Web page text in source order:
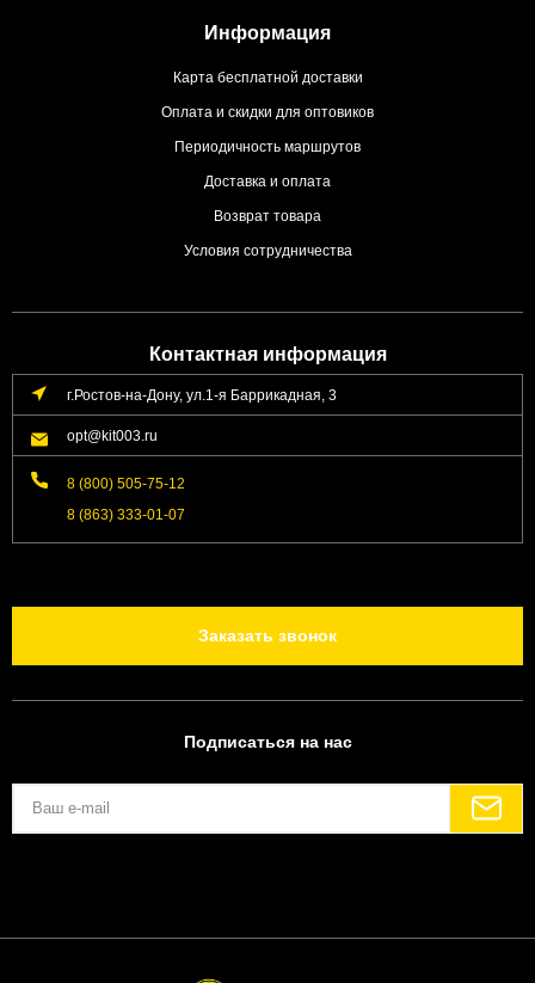
Информация
Карта бесплатной доставки
Оплата и скидки для оптовиков
Периодичность маршрутов
Доставка и оплата
Возврат товара
Условия сотрудничества
Контактная информация
г.Ростов-на-Дону, ул.1-я Баррикадная, 3
opt@kit003.ru
8 (800) 505-75-12
8 (863) 333-01-07
Заказать звонок
Подписаться на нас